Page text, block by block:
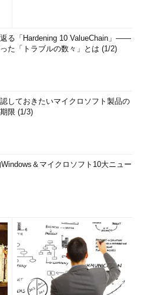
る「Hardening 10 ValueChain」――
た「トラブルの数々」とは (1/2)
しておきたいマイクロソフト製品の
限 (1/3)
＆マイクロソフト10大ニュー